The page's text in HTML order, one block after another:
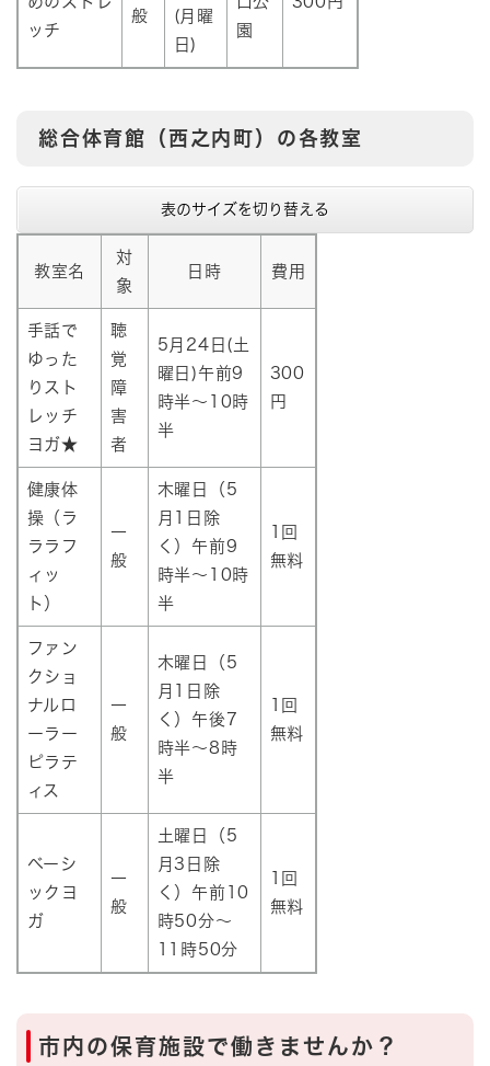
ッチ
般
(月曜
日)
園
総合体育館（西之内町）の各教室
表のサイズを切り替える
教室名
対
象
日時 費用
手話で
ゆった
りスト
レッチ
ヨガ★
聴
覚
障
害
者
5月24日(土
曜日)午前9
時半～10時
半
300
円
健康体
操（ラ
ララフ
ィッ
ト）
一
般
木曜日（5
月1日除
く）午前9
時半～10時
半
1回
無料
ファン
クショ
ナルロ
ーラー
ピラテ
ィス
一
般
木曜日（5
月1日除
く）午後7
時半～8時
半
1回
無料
ベーシ
ックヨ
ガ
一
般
土曜日（5
月3日除
く）午前10
時50分～
11時50分
1回
無料
市内の保育施設で働きませんか？